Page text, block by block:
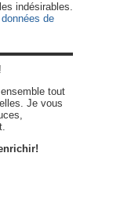
indésirables.
de
tout
Je vous